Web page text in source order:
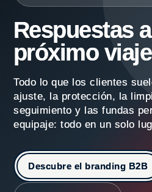
Respuestas
próximo
Todo lo que los clientes
ajuste, la protección, la
seguimiento y las fundas
equipaje: todo en un solo
Descubre el branding B2B